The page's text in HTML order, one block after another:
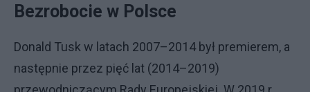
Bezrobocie w Polsce
Donald Tusk w latach 2007–2014 był premierem, a
następnie przez pięć lat (2014–2019)